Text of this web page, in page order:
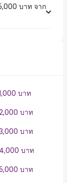
บาท จาก
บาท
บาท
บาท
บาท
บาท